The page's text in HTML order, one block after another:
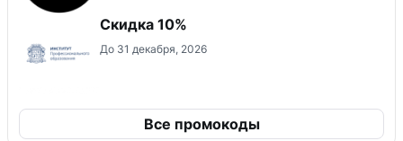
Скидка 10%
До 31 декабря, 2026
Все промокоды